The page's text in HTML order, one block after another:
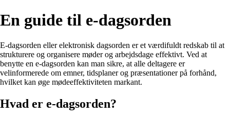
En guide til e-dagsorden
E-dagsorden eller elektronisk dagsorden er et værdifuldt redskab til at
strukturere og organisere møder og arbejdsdage effektivt. Ved at
benytte en e-dagsorden kan man sikre, at alle deltagere er
velinformerede om emner, tidsplaner og præsentationer på forhånd,
hvilket kan øge mødeeffektiviteten markant.
Hvad er e-dagsorden?